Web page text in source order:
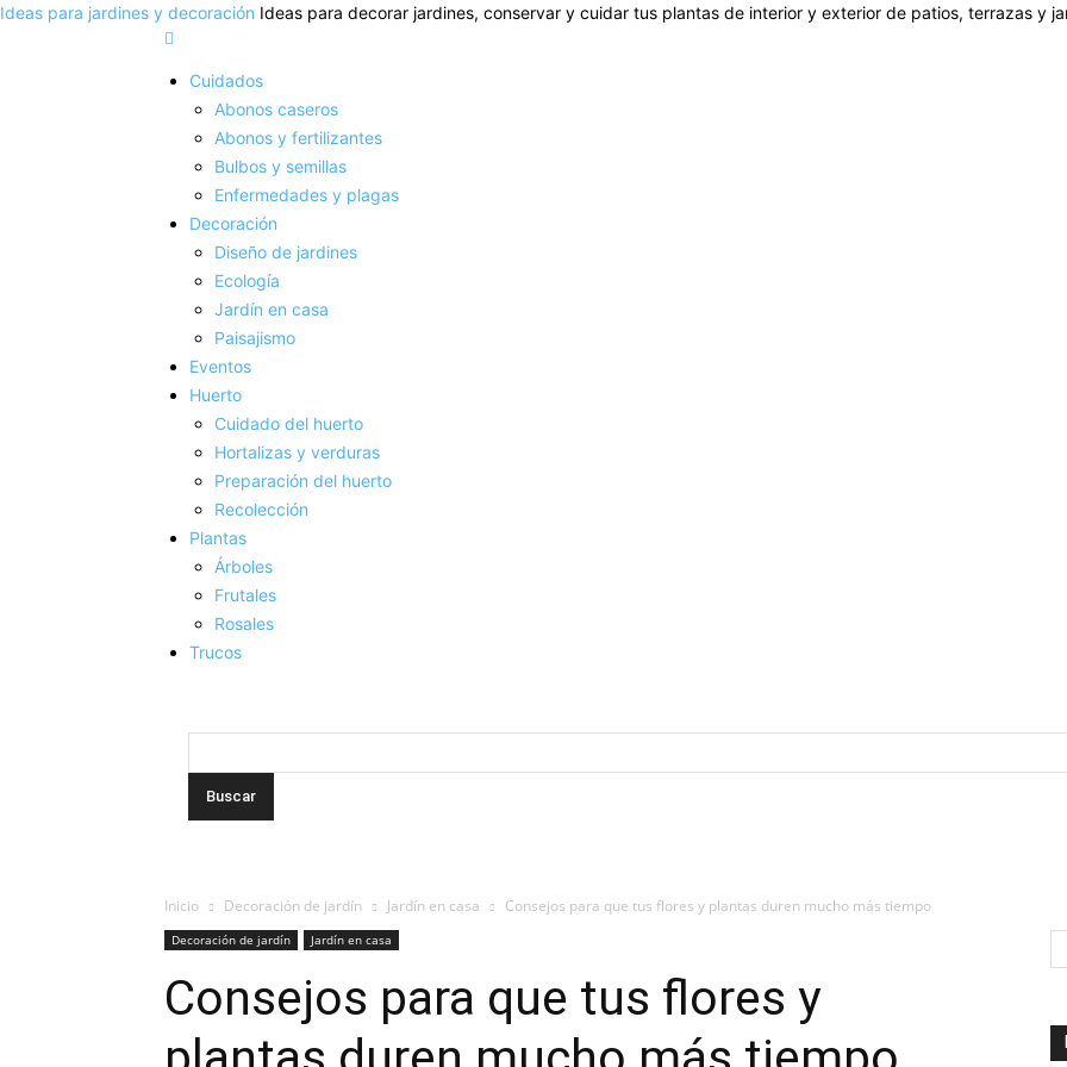
Ideas para jardines y decoración Ideas para decorar jardines, conservar y cuidar tus plantas de interior y exterior de patios, terrazas y
Cuidados
Abonos caseros
Abonos y fertilizantes
Bulbos y semillas
Enfermedades y plagas
Decoración
Diseño de jardines
Ecología
Jardín en casa
Paisajismo
Eventos
Huerto
Cuidado del huerto
Hortalizas y verduras
Preparación del huerto
Recolección
Plantas
Árboles
Frutales
Rosales
Trucos
Inicio Decoración de jardín Jardín en casa Consejos para que tus flores y plantas duren mucho más tiempo
Decoración de jardín Jardín en casa
Consejos para que tus flores y